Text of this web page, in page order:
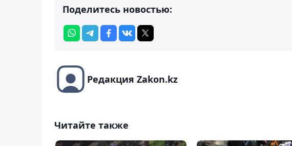
Поделитесь новостью:
Редакция Zakon.kz
Читайте также